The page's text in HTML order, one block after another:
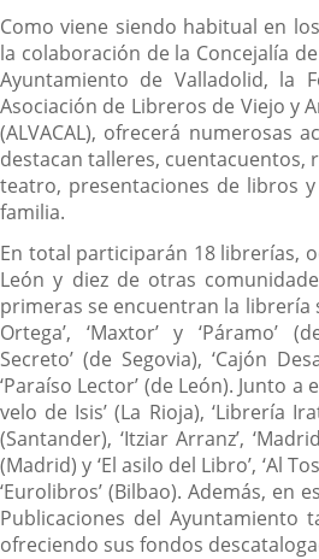
Como viene siendo habitual en
la colaboración de la Concejalía
Ayuntamiento de Valladolid, la
Asociación de Libreros de Viejo y
(ALVACAL), ofrecerá numerosas
destacan talleres, cuentacuentos,
teatro, presentaciones de libros
familia.
En total participarán 18 librerías,
León y diez de otras
primeras se encuentran la librería
Ortega’, ‘Maxtor’ y ‘Páramo’
Secreto’ (de Segovia), ‘Cajón
‘Paraíso Lector’ (de León). Junto a
velo de Isis’ (La Rioja), ‘Librería
(Santander), ‘Itziar Arranz’,
(Madrid) y ‘El asilo del Libro’, ‘Al
‘Eurolibros’ (Bilbao). Además, en
Publicaciones del Ayuntamiento
ofreciendo sus fondos